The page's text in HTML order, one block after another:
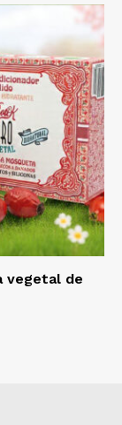
vegetal de